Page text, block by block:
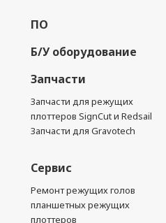
ПО
Б/У оборудование
Запчасти
Запчасти для режущих
плоттеров SignCut и Redsail
Запчасти для Gravotech
Сервис
Ремонт режущих голов
планшетных режущих
плоттеров